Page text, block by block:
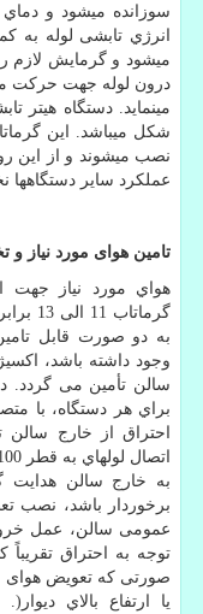
سوزانده میشود و
انرژي تابشی لوله
میشود و گرمایش لازم
درون لوله جهت حركت
مینماید. دستگاه هیتر
شکل میباشد. این
نصب میشوند و از این
عملکرد سایر دستگاهها
تامین هوای مورد نیاز و
هواي مورد نیاز جهت
به دو صورت قابل
وجود داشته باشد،
سالن تأمین می گردد.
براي هر دستگاه، با
احتراق از خارج سالن
به خارج سالن هدایت
برخوردار باشد، نصب
عمومی سالن، عمل
توجه به احتراق
صورتی که تعویض هوای